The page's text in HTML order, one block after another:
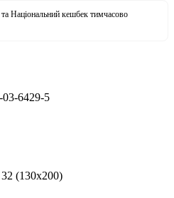
Національний кешбек тимчасово
03-6429-5
(130х200)